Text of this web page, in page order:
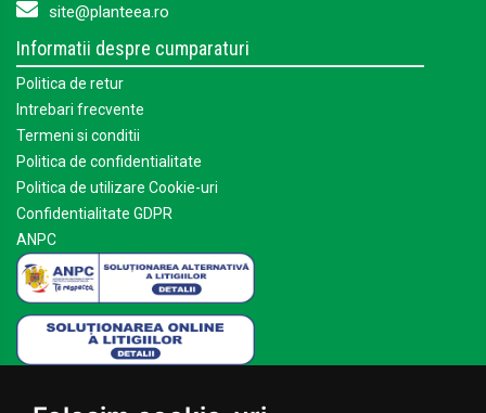
site@planteea.ro
Informatii despre cumparaturi
Politica de retur
Intrebari frecvente
Termeni si conditii
Politica de confidentialitate
Politica de utilizare Cookie-uri
Confidentialitate GDPR
ANPC